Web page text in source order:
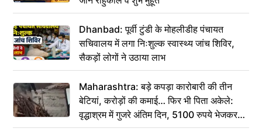
Dhanbad: पूर्वी टुंडी के मोहलीडीह पंचायत
सचिवालय में लगा निःशुल्क स्वास्थ्य जांच शिविर,
सैकड़ों लोगों ने उठाया लाभ
Maharashtra: बड़े कपड़ा कारोबारी की तीन
बेटियां, करोड़ों की कमाई… फिर भी पिता अकेले:
वृद्धाश्रम में गुजरे अंतिम दिन, 5100 रुपये भेजकर
कहा– अंतिम संस्कार कर दीजिए हम नहीं आ पाएंगे